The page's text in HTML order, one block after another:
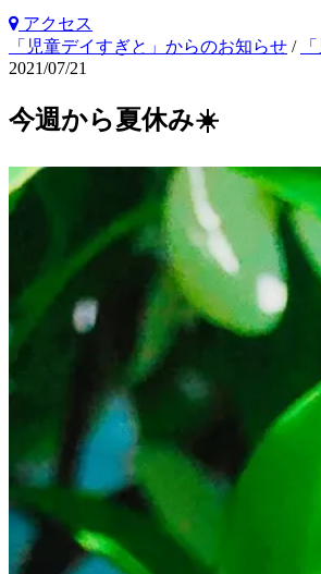
アクセス
「児童デイすぎと」からのお知らせ /
2021/07/21
今週から夏休み☀️